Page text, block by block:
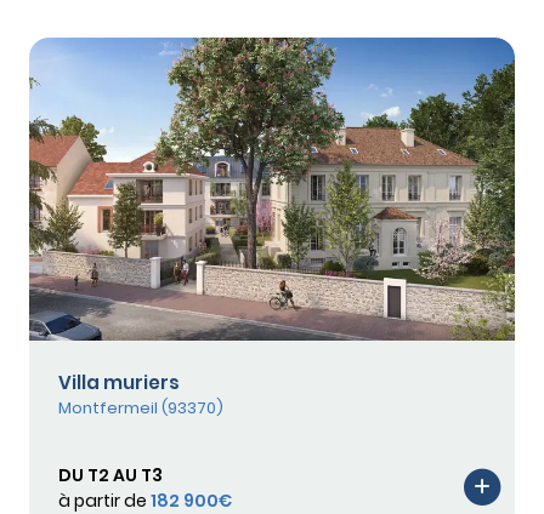
Villa muriers
Montfermeil (93370)
DU T2 AU T3
à partir de 182 900€